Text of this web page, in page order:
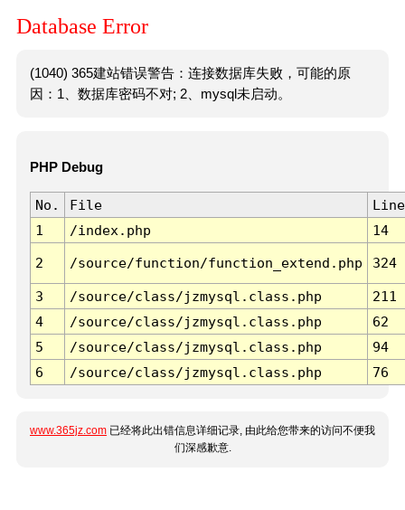
Database Error
(1040) 365建站错误警告：连接数据库失败，可能的原
因：1、数据库密码不对; 2、mysql未启动。
PHP Debug
No. File
Line
1
/index.php 14
2 /source/function/function_extend.php 324
3 /source/class/jzmysql.class.php
211
4
/source/class/jzmysql.class.php
62
5
/source/class/jzmysql.class.php
94
6
/source/class/jzmysql.class.php 76
www.365jz.com 已经将此出错信息详细记录, 由此给您带来的访问不便我
们深感歉意.